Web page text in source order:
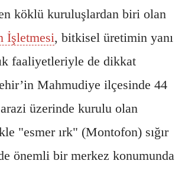
köklü kuruluşlardan biri olan
İşletmesi, bitkisel üretimin yanı
faaliyetleriyle de dikkat
Mahmudiye ilçesinde 44
üzerinde kurulu olan
"esmer ırk" (Montofon) sığır
önemli bir merkez konumunda